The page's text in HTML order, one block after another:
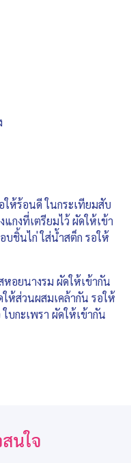
ให้ร้อนดี ในกระเทียมสับ
กงที่เตรียมไว้ ผัดให้เข้า
บชิ้นไก่ ใส่น้ำสต็ก รอให้
อยนางรม ผัดให้เข้ากัน
ห้ส่วนผสมเคล้ากัน รอให้
บกะเพรา ผัดให้เข้ากัน
นใจ